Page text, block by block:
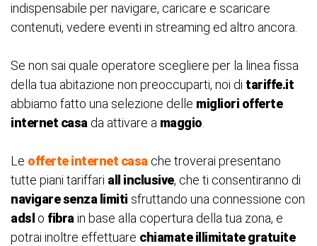
indispensabile per navigare, caricare e scaricare
contenuti, vedere eventi in streaming ed altro ancora.
Se non sai quale operatore scegliere per la linea fissa
della tua abitazione non preoccuparti, noi di tariffe.it
abbiamo fatto una selezione delle migliori offerte
internet casada attivare a maggio.
Le offerte internet casache troverai presentano
tutte piani tariffari all inclusive, che ti consentiranno di
navigare senza limiti sfruttando una connessione con
adsl o fibrain base alla copertura della tua zona, e
potrai inoltre effettuare chiamate illimitate gratuite